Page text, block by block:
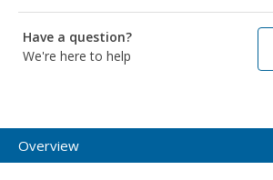
Have a question?
We're here to help
Overview